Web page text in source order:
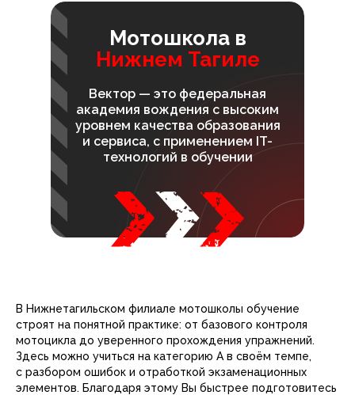
Мотошкола в
Нижнем Тагиле
Вектор — это федеральная
академия вождения с высоким
уровнем качества образования
и сервиса, с применением IT-
технологий в обучении
В Нижнетагильском филиале мотошколы обучение
строят на понятной практике: от базового контроля
мотоцикла до уверенного прохождения упражнений.
Здесь можно учиться на категорию А в своём темпе,
с разбором ошибок и отработкой экзаменационных
элементов. Благодаря этому Вы быстрее подготовитесь